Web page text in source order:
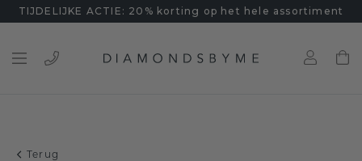
TIJDELIJKE ACTIE: 20% korting op het hele assortiment
Terug